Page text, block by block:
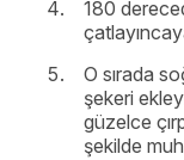
180
O sırada
şekeri
güzelce
şekilde